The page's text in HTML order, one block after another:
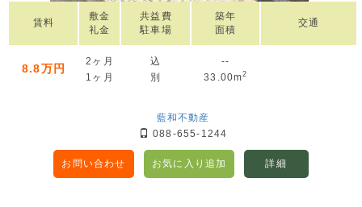
賃料
敷金
礼金
共益費
駐車場
築年
面積
交通
8.8万円
2ヶ月
1ヶ月
込
別
--
33.00m2
藍和不動産
088-655-1244
お問い合わせ お気に入り追加 詳細